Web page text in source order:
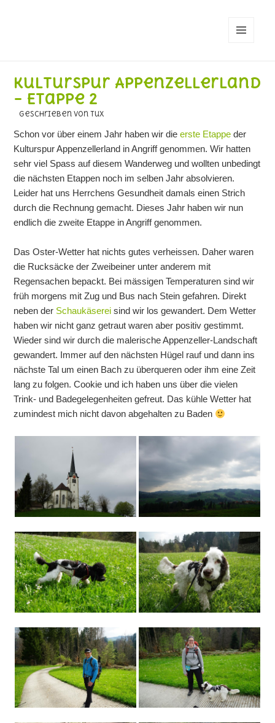
Kulturspur Appenzellerland
– Etappe 2
geschrieben von Tux
Schon vor über einem Jahr haben wir dieerste Etappe der
Kulturspur Appenzellerland in Angriff genommen. Wir hatten
sehr viel Spass auf diesem Wanderweg und wollten unbedingt
die nächsten Etappen noch im selben Jahr absolvieren.
Leider hat uns Herrchens Gesundheit damals einen Strich
durch die Rechnung gemacht. Dieses Jahr haben wir nun
endlich die zweite Etappe in Angriff genommen.
Das Oster-Wetter hat nichts gutes verheissen. Daher waren
die Rucksäcke der Zweibeiner unter anderem mit
Regensachen bepackt. Bei mässigen Temperaturen sind wir
früh morgens mit Zug und Bus nach Stein gefahren. Direkt
neben der Schaukäserei sind wir los gewandert. Dem Wetter
haben wir nicht ganz getraut waren aber positiv gestimmt.
Wieder sind wir durch die malerische Appenzeller-Landschaft
gewandert. Immer auf den nächsten Hügel rauf und dann ins
nächste Tal um einen Bach zu überqueren oder ihm eine Zeit
lang zu folgen. Cookie und ich haben uns über die vielen
Trink- und Badegelegenheiten gefreut. Das kühle Wetter hat
zumindest mich nicht davon abgehalten zu Baden